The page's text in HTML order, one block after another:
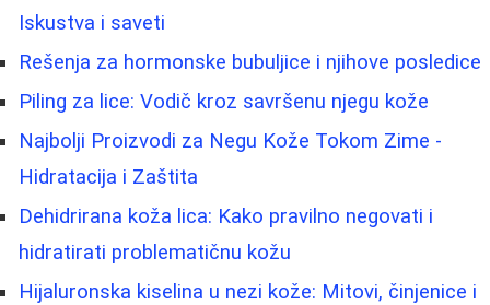
Iskustva i saveti
Rešenja za hormonske bubuljice i njihove posledice
Piling za lice: Vodič kroz savršenu njegu kože
Najbolji Proizvodi za Negu Kože Tokom Zime -
Hidratacija i Zaštita
Dehidrirana koža lica: Kako pravilno negovati i
hidratirati problematičnu kožu
Hijaluronska kiselina u nezi kože: Mitovi, činjenice i